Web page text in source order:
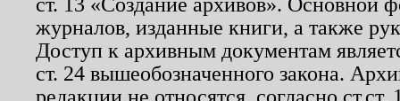
журналов, изданные книги, а также
Доступ к архивным документам
ст. 24 вышеобозначенного закона.
редакции не относятся, согласно